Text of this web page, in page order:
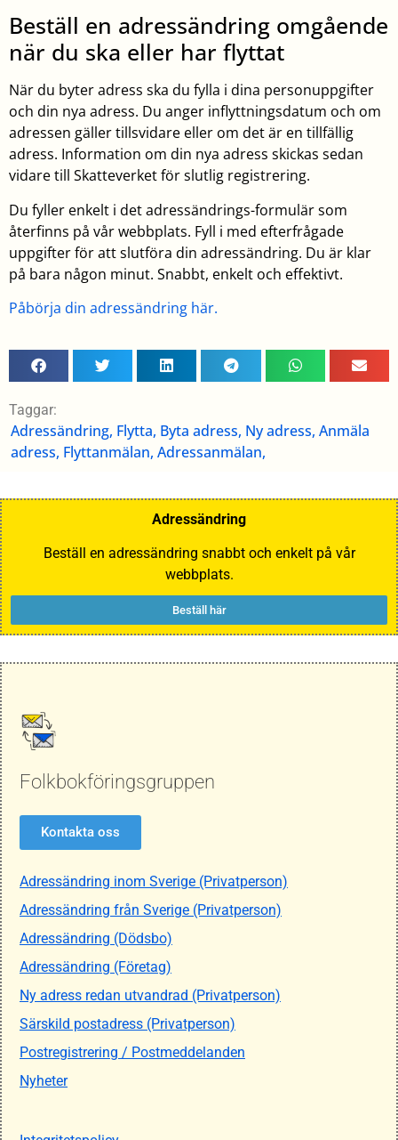
Beställ en adressändring omgående
när du ska eller har flyttat
När du byter adress ska du fylla i dina personuppgifter
och din nya adress. Du anger inflyttningsdatum och om
adressen gäller tillsvidare eller om det är en tillfällig
adress. Information om din nya adress skickas sedan
vidare till Skatteverket för slutlig registrering.
Du fyller enkelt i det adressändrings-formulär som
återfinns på vår webbplats. Fyll i med efterfrågade
uppgifter för att slutföra din adressändring. Du är klar
på bara någon minut. Snabbt, enkelt och effektivt.
Påbörja din adressändring här.
Taggar:
Adressändring, Flytta, Byta adress, Ny adress, Anmäla
adress, Flyttanmälan, Adressanmälan,
Adressändring
Beställ en adressändring snabbt och enkelt på vår
webbplats.
Beställ här
Folkbokföringsgruppen
Kontakta oss
Adressändring inom Sverige (Privatperson)
Adressändring från Sverige (Privatperson)
Adressändring (Dödsbo)
Adressändring (Företag)
Ny adress redan utvandrad (Privatperson)
Särskild postadress (Privatperson)
Postregistrering / Postmeddelanden
Nyheter